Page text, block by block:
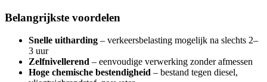
Belangrijkste voordelen
Snelle uitharding – verkeersbelasting mogelijk na slechts 2–
3 uur
Zelfnivellerend – eenvoudige verwerking zonder afmessen
Hoge chemische bestendigheid – bestand tegen diesel,